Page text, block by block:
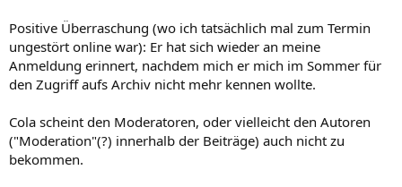
Positive Überraschung (wo ich tatsächlich mal zum Termin
ungestört online war): Er hat sich wieder an meine
Anmeldung erinnert, nachdem mich er mich im Sommer für
den Zugriff aufs Archiv nicht mehr kennen wollte.
Cola scheint den Moderatoren, oder vielleicht den Autoren
("Moderation"(?) innerhalb der Beiträge) auch nicht zu
bekommen.